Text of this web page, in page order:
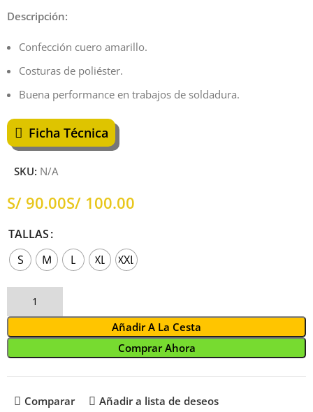
Descripción:
Confección cuero amarillo.
Costuras de poliéster.
Buena performance en trabajos de soldadura.
Ficha Técnica
SKU: N/A
S/ S/
TALLAS
S
M L XL XXL
Añadir A La Cesta
Comprar Ahora
Comparar Añadir a lista de deseos